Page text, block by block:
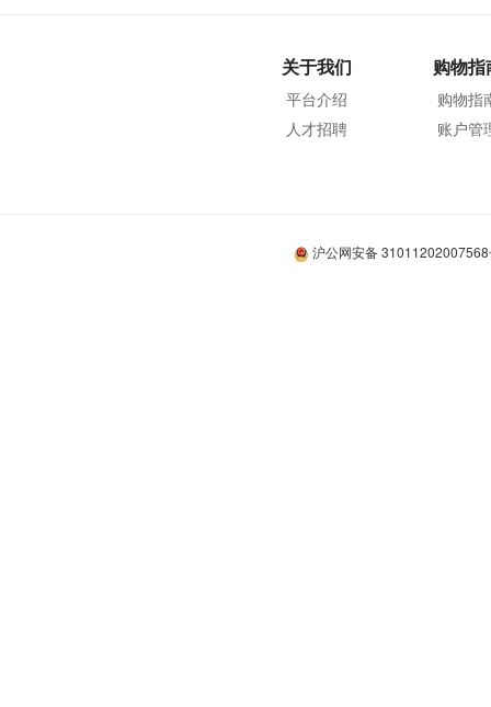
关于我们
平台介绍
人才招聘
购物指
购物指
账户管
沪公网安备 31011202007568